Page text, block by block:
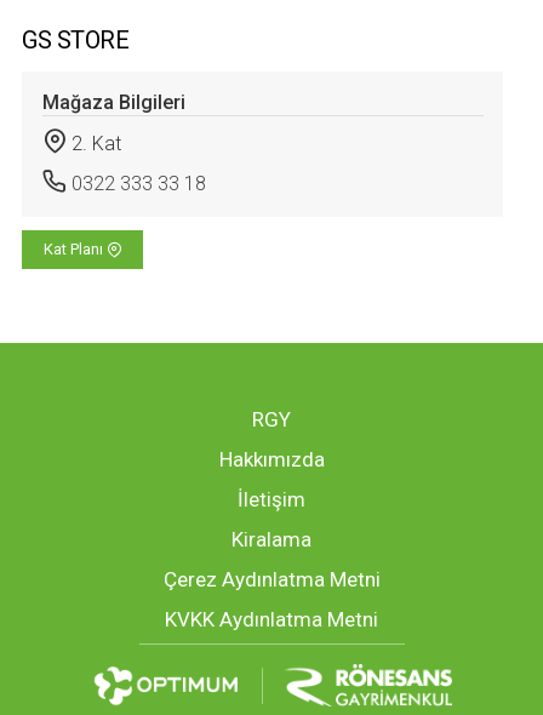
GS STORE
Mağaza Bilgileri
2. Kat
0322 333 33 18
Kat Planı
RGY
Hakkımızda
İletişim
Kiralama
Çerez Aydınlatma Metni
KVKK Aydınlatma Metni